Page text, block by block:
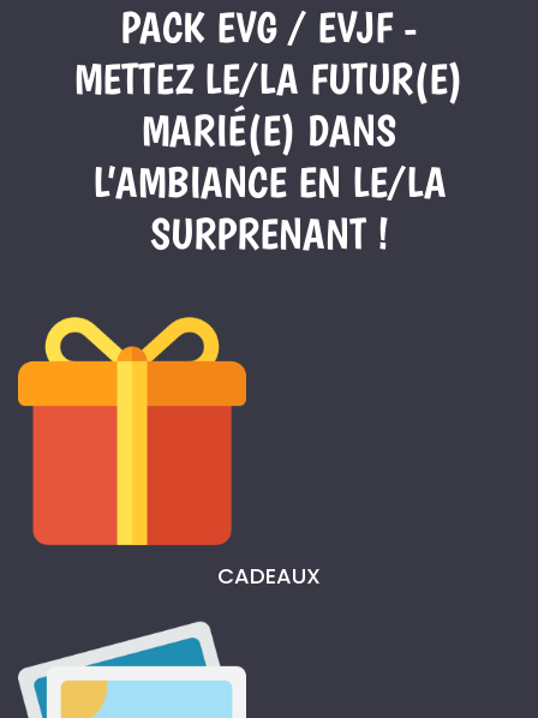
PACK EVG / EVJF -
METTEZ LE/LA FUTUR(E)
MARIÉ(E) DANS
L’AMBIANCE EN LE/LA
SURPRENANT !
CADEAUX